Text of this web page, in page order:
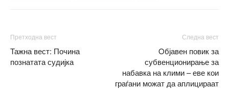
Претходна вест
Тажна вест: Почина
познатата судијка
Следна вест
Oбјавен повик за
субвенционирање за
набавка на клими – еве кои
граѓани можат да аплицираат